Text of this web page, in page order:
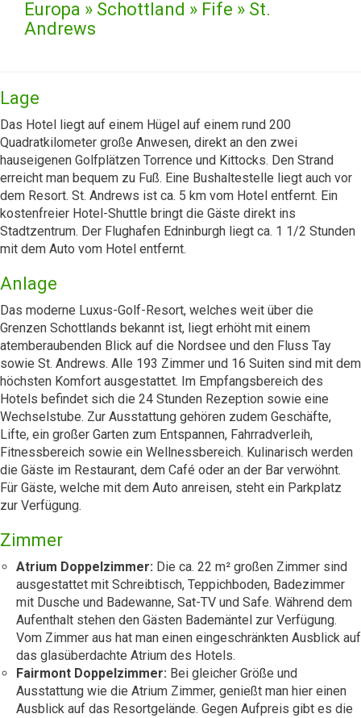
Europa » Schottland » Fife » St.
Andrews
Lage
Das Hotel liegt auf einem Hügel auf einem rund 200
Quadratkilometer große Anwesen, direkt an den zwei
hauseigenen Golfplätzen Torrence und Kittocks. Den Strand
erreicht man bequem zu Fuß. Eine Bushaltestelle liegt auch vor
dem Resort. St. Andrews ist ca. 5 km vom Hotel entfernt. Ein
kostenfreier Hotel-Shuttle bringt die Gäste direkt ins
Stadtzentrum. Der Flughafen Edninburgh liegt ca. 1 1/2 Stunden
mit dem Auto vom Hotel entfernt.
Anlage
Das moderne Luxus-Golf-Resort, welches weit über die
Grenzen Schottlands bekannt ist, liegt erhöht mit einem
atemberaubenden Blick auf die Nordsee und den Fluss Tay
sowie St. Andrews. Alle 193 Zimmer und 16 Suiten sind mit dem
höchsten Komfort ausgestattet. Im Empfangsbereich des
Hotels befindet sich die 24 Stunden Rezeption sowie eine
Wechselstube. Zur Ausstattung gehören zudem Geschäfte,
Lifte, ein großer Garten zum Entspannen, Fahrradverleih,
Fitnessbereich sowie ein Wellnessbereich. Kulinarisch werden
die Gäste im Restaurant, dem Café oder an der Bar verwöhnt.
Für Gäste, welche mit dem Auto anreisen, steht ein Parkplatz
zur Verfügung.
Zimmer
Atrium Doppelzimmer: Die ca. 22 m² großen Zimmer sind
ausgestattet mit Schreibtisch, Teppichboden, Badezimmer
mit Dusche und Badewanne, Sat-TV und Safe. Während dem
Aufenthalt stehen den Gästen Bademäntel zur Verfügung.
Vom Zimmer aus hat man einen eingeschränkten Ausblick auf
das glasüberdachte Atrium des Hotels.
Fairmont Doppelzimmer: Bei gleicher Größe und
Ausstattung wie die Atrium Zimmer, genießt man hier einen
Ausblick auf das Resortgelände. Gegen Aufpreis gibt es die